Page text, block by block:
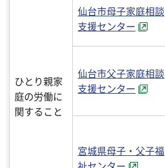
ひとり親家
庭の労働に
関すること
仙台市母子家庭相談
支援センター
仙台市父子家庭相談
支援センター
宮城県母子・父子福